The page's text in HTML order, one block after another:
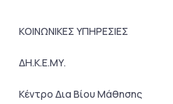
ΚΟΙΝΩΝΙΚΕΣ ΥΠΗΡΕΣΙΕΣ
ΔΗ.Κ.Ε.ΜΥ.
Κέντρο Δια Βίου Μάθησης